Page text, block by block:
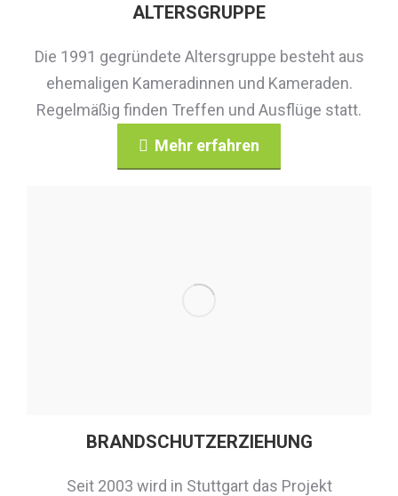
ALTERSGRUPPE
Die 1991 gegründete Altersgruppe besteht aus
ehemaligen Kameradinnen und Kameraden.
Regelmäßig finden Treffen und Ausflüge statt.
Mehr erfahren
BRANDSCHUTZERZIEHUNG
Seit 2003 wird in Stuttgart das Projekt